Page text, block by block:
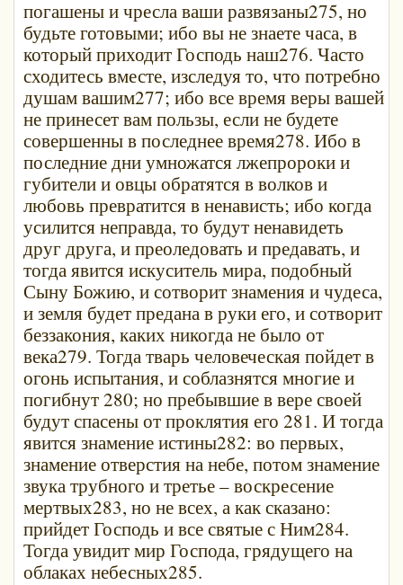
погашены и чресла ваши развязаны275, но
будьте готовыми; ибо вы не знаете часа, в
который приходит Господь наш276. Часто
сходитесь вместе, изследуя то, что потребно
душам вашим277; ибо все время веры вашей
не принесет вам пользы, если не будете
совершенны в последнее время278. Ибо в
последние дни умножатся лжепророки и
губители и овцы обратятся в волков и
любовь превратится в ненависть; ибо когда
усилится неправда, то будут ненавидеть
друг друга, и преоледовать и предавать, и
тогда явится искуситель мира, подобный
Сыну Божию, и сотворит знамения и чудеса,
и земля будет предана в руки его, и сотворит
беззакония, каких никогда не было от
века279. Тогда тварь человеческая пойдет в
огонь испытания, и соблазнятся многие и
погибнут 280; но пребывшие в вере своей
будут спасены от проклятия его 281. И тогда
явится знамение истины282: во первых,
знамение отверстия на небе, потом знамение
звука трубного и третье – воскресение
мертвых283, но не всех, а как сказано:
прийдет Господь и все святые с Ним284.
Тогда увидит мир Господа, грядущего на
облаках небесных285.